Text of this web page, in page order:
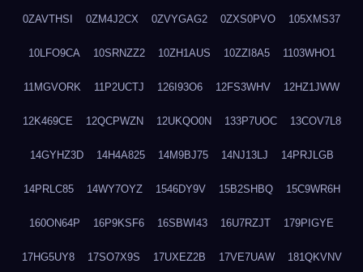
0ZAVTHSI 0ZM4J2CX 0ZVYGAG2 0ZXS0PVO 105XMS37
10LFO9CA 10SRNZZ2 10ZH1AUS 10ZZI8A5 1103WHO1
11MGVORK 11P2UCTJ 126I93O6 12FS3WHV 12HZ1JWW
12K469CE 12QCPWZN 12UKQO0N 133P7UOC 13COV7L8
14GYHZ3D 14H4A825 14M9BJ75 14NJ13LJ 14PRJLGB
14PRLC85 14WY7OYZ 1546DY9V 15B2SHBQ 15C9WR6H
160ON64P 16P9KSF6 16SBWI43 16U7RZJT 179PIGYE
17HG5UY8 17SO7X9S 17UXEZ2B 17VE7UAW 181QKVNV